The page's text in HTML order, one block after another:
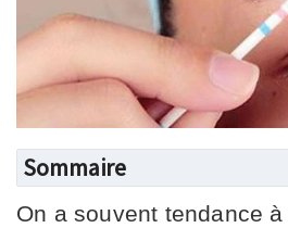
Sommaire
On a souvent tendance